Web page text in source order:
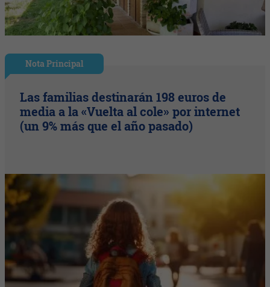
Nota Principal
Las familias destinarán 198 euros de
media a la «Vuelta al cole» por internet
(un 9% más que el año pasado)